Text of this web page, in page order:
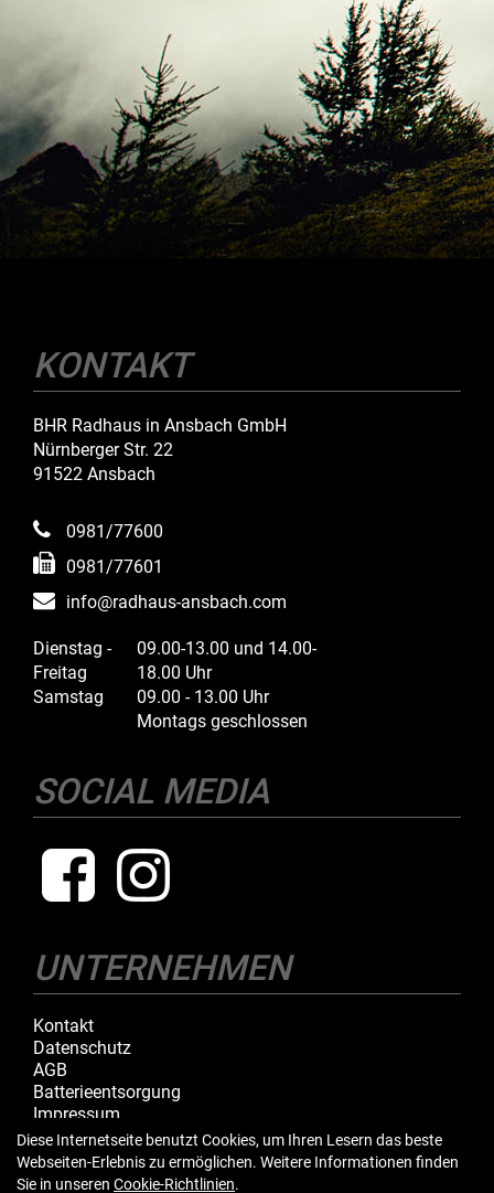
KONTAKT
BHR Radhaus in Ansbach GmbH
Nürnberger Str. 22
91522 Ansbach
0981/77600
0981/77601
info@radhaus-ansbach.com
Dienstag -
Freitag
09.00-13.00 und 14.00-
18.00 Uhr
Samstag
09.00 - 13.00 Uhr
Montags geschlossen
SOCIAL MEDIA
UNTERNEHMEN
Kontakt
Datenschutz
AGB
Batterieentsorgung
Impressum
IHR EINKAUF
Diese Internetseite benutzt Cookies, um Ihren Lesern das beste
Webseiten-Erlebnis zu ermöglichen. Weitere Informationen finden
Sie in unseren Cookie-Richtlinien.